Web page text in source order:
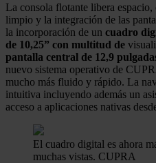
La consola flotante libera
limpio y la integración de las
la incorporación de un cuadro
de 10,25” con multitud de
pantalla central de 12,9
nuevo sistema operativo de
mucho más fluido y rápido. La
intuitiva incluyendo además un
acceso a aplicaciones nativas
El cuadro digital es ahora
muchas vistas. CUPRA